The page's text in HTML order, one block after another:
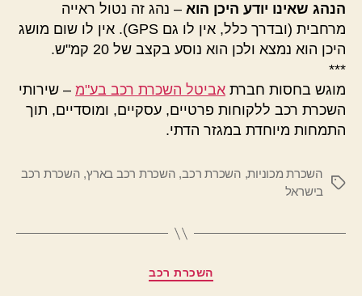
הנהג שאינו יודע היכן הוא – נהג זה נטול ראייה
מרחבית (ובדרך כלל, אין לו גם GPS). אין לו שום מושג
היכן הוא נמצא ולכן הוא נוסע בקצב של 20 קמ"ש.
***
מוגש בחסות חברת אביטל השכרת רכב בע"מ – שירותי
השכרת רכב ללקוחות פרטיים, עסקיים, ומוסדיים, תוך
התמחות מיוחדת במגזר הדתי.
תגיות
השכרת מכוניות, השכרת רכב, השכרת רכב בארץ, השכרת רכב
בישראל
קטגוריות
השכרת רכב